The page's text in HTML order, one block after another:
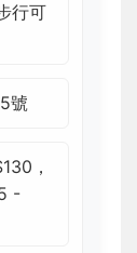
行可
號
，
-